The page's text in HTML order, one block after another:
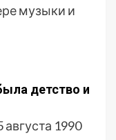
музыки и
детство и
1990